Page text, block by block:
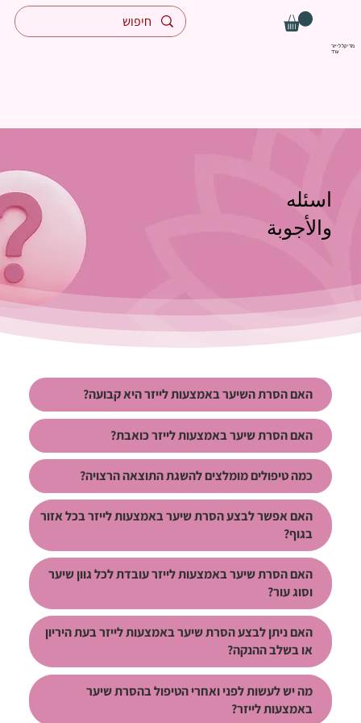
מדיקל לייזר
ערד
اسئله
والأجوبة
האם הסרת השיער באמצעות לייזר היא קבועה?
האם הסרת שיער באמצעות לייזר כואבת?
כמה טיפולים מומלצים להשגת התוצאה הרצויה?
האם אפשר לבצע הסרת שיער באמצעות לייזר בכל אזור
בגוף?
האם הסרת שיער באמצעות לייזר עובדת לכל גוון שיער
וסוג עור?
האם ניתן לבצע הסרת שיער באמצעות לייזר בעת היריון
או בשלב ההנקה?
מה יש לעשות לפני ואחרי הטיפול בהסרת שיער
באמצעות לייזר?